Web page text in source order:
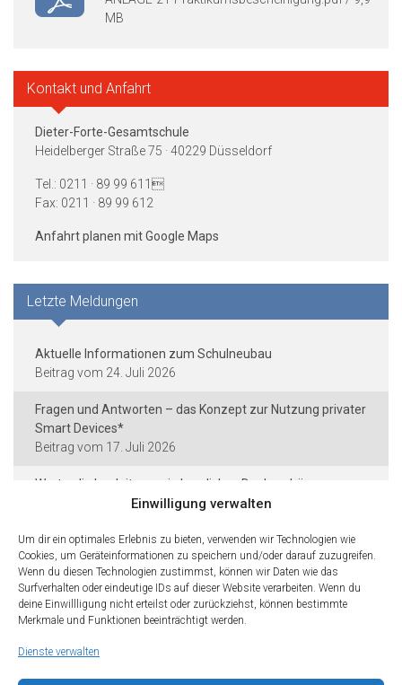
Einwilligung verwalten
Um dir ein optimales Erlebnis zu bieten, verwenden wir Technologien wie
Cookies, um Geräteinformationen zu speichern und/oder darauf zuzugreifen.
Wenn du diesen Technologien zustimmst, können wir Daten wie das
Surfverhalten oder eindeutige IDs auf dieser Website verarbeiten. Wenn du
deine Einwillligung nicht erteilst oder zurückziehst, können bestimmte
Merkmale und Funktionen beeinträchtigt werden.
Dienste verwalten
MB
Kontakt und Anfahrt
Dieter-Forte-Gesamtschule
Heidelberger Straße 75 · 40229 Düsseldorf
Tel.: 0211 · 89 99 611
Fax: 0211 · 89 99 612
Anfahrt planen mit Google Maps
Letzte Meldungen
Aktuelle Informationen zum Schulneubau
24. Juli 2026
Fragen und Antworten – das Konzept zur Nutzung privater
Smart Devices*
17. Juli 2026
Worte, die begleiten – ein herzliches Dankeschön
12. Juli 2026
Schreibwettbewerb der AG Dichterinnen und Dichter
(Kreatives Schreiben)
25. Juni 2026
Agentur Mensch aber wie – Berichte über Gewalt